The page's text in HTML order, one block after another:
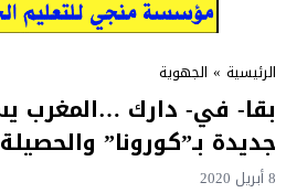
الرئيسية » الجهوية
جديدة بـ”كورونا” والحصيلة 1141 حالة
8 أبريل 2020